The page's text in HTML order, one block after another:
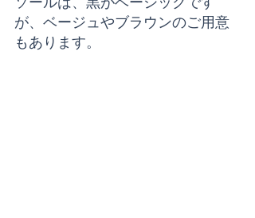
が、ベージュやブラウンのご用意
もあります。